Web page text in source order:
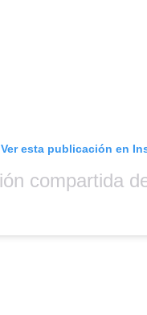
Ver esta publicación en